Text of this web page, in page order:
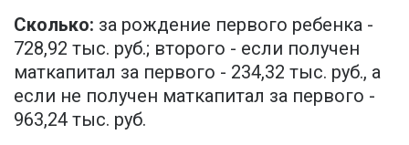
Сколько: за рождение первого ребенка -
728,92 тыс. руб.; второго - если получен
маткапитал за первого - 234,32 тыс. руб., а
если не получен маткапитал за первого -
963,24 тыс. руб.